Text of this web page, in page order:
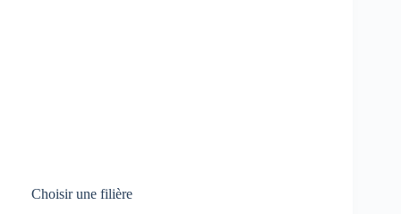
Choisir une filière